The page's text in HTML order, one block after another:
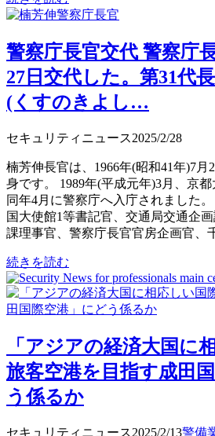
警察庁長官交代 警察庁
27日交代した。第31代
(くすのきよし…
セキュリティニュース2025/2/28
楠芳伸長官は、1966年(昭和41年)7月
身です。 1989年(平成元年)3月、京都
同年4月に警察庁へ入庁されました
国大使館1等書記官、交通局交通企
課理事官、警察庁長官官房企画官、
続きを読む
「アジアの経済大国に
旅客空港を目指す成田
う係るか
セキュリティニュース2025/2/13警備